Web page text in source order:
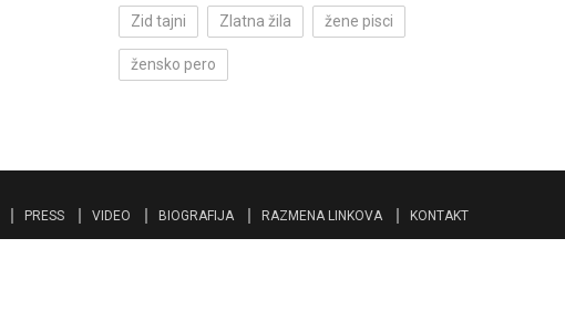
Zid tajni Zlatna žila žene pisci
žensko pero
PRESS VIDEO BIOGRAFIJA RAZMENA LINKOVA KONTAKT